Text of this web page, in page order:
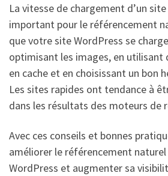
La vitesse de chargement d’un
important pour le référencement
que votre site WordPress se
optimisant les images, en utilisant
en cache et en choisissant un bon
Les sites rapides ont tendance à
dans les résultats des moteurs de
Avec ces conseils et bonnes
améliorer le référencement
WordPress et augmenter sa